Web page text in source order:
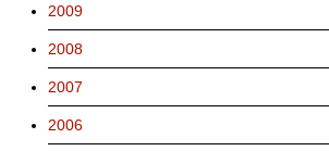
2009
2008
2007
2006